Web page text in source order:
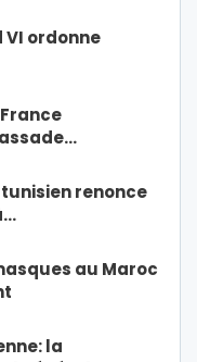
VI ordonne
renonce
au Maroc
la